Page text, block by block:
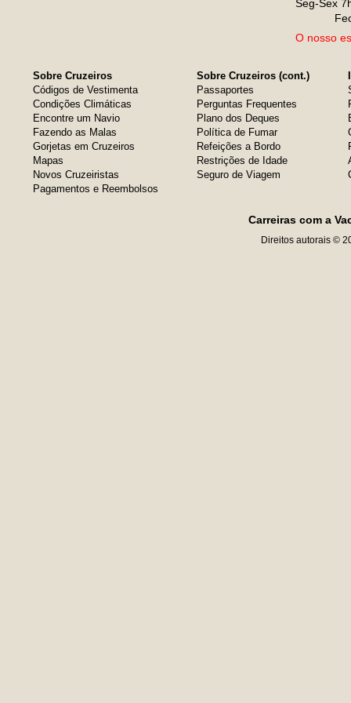
Seg-Sex
O nosso
Sobre Cruzeiros
Códigos de Vestimenta
Condições Climáticas
Encontre um Navio
Fazendo as Malas
Gorjetas em Cruzeiros
Mapas
Novos Cruzeiristas
Pagamentos e Reembolsos
Sobre Cruzeiros (cont.)
Passaportes
Perguntas Frequentes
Plano dos Deques
Política de Fumar
Refeições a Bordo
Restrições de Idade
Seguro de Viagem
Carreiras com a
Direitos autorais ©